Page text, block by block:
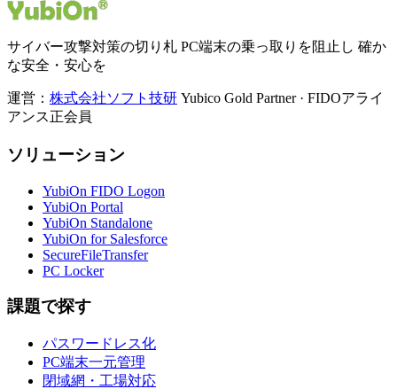
サイバー攻撃対策の切り札 PC端末の乗っ取りを阻止し 確か
な安全・安心を
運営： 株式会社ソフト技研 Yubico Gold Partner · FIDOアライ
アンス正会員
ソリューション
YubiOn FIDO Logon
YubiOn Portal
YubiOn Standalone
YubiOn for Salesforce
SecureFileTransfer
PC Locker
課題で探す
パスワードレス化
PC端末一元管理
閉域網・工場対応